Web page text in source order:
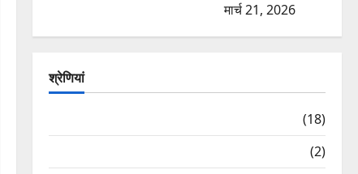
मार्च 21, 2026
श्रेणियां
(18)
(2)